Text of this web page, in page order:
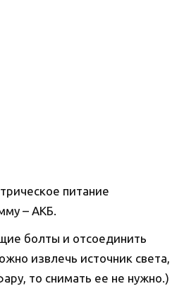
питание
– АКБ.
болты и отсоединить
извлечь источник света,
то снимать ее не нужно.)